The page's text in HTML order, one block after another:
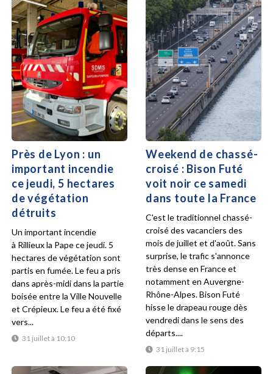
Près de Lyon : un
important incendie
ce jeudi, 5 hectares
de végétation
détruits
31 juillet à 10:10
Un important incendie
à Rillieux la Pape ce jeudi. 5
hectares de végétation sont
partis en fumée. Le feu a pris
dans après-midi dans la partie
boisée entre la Ville Nouvelle
et Crépieux. Le feu a été fixé
vers...
Weekend de chassé-
croisé : Bison Futé
voit noir ce samedi
dans toute la France
31 juillet à 9:15
C'est le traditionnel chassé-
croisé des vacanciers des
mois de juillet et d'août. Sans
surprise, le trafic s'annonce
très dense en France et
notamment en Auvergne-
Rhône-Alpes. Bison Futé
hisse le drapeau rouge dès
vendredi dans le sens des
départs....